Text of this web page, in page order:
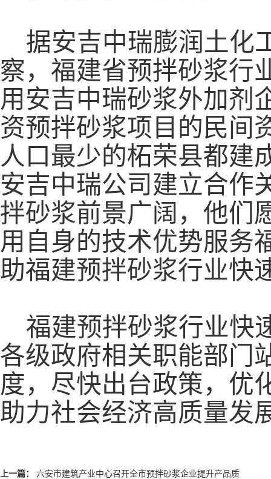
据安吉中瑞膨润土化
察，福建省预拌砂浆行
用安吉中瑞砂浆外加剂
资预拌砂浆项目的民间
人口最少的柘荣县都建
安吉中瑞公司建立合作
拌砂浆前景广阔，他们
用自身的技术优势服务
助福建预拌砂浆行业快
福建预拌砂浆行业快
各级政府相关职能部门
度，尽快出台政策，优
助力社会经济高质量发
上一篇： 六安市建筑产业中心召开全市预拌砂浆企业提升产品质